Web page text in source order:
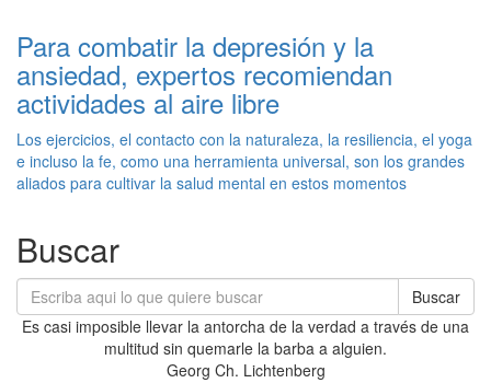
Para combatir la depresión y la
ansiedad, expertos recomiendan
actividades al aire libre
Los ejercicios, el contacto con la naturaleza, la resiliencia, el yoga
e incluso la fe, como una herramienta universal, son los grandes
aliados para cultivar la salud mental en estos momentos
Buscar
Buscar
Es casi imposible llevar la antorcha de la verdad a través de una
multitud sin quemarle la barba a alguien.
Georg Ch. Lichtenberg